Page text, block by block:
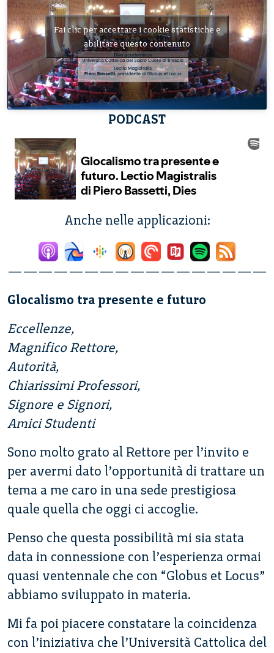
Fai clic per accettare i cookie statistiche e
abilitare questo contenuto
PODCAST
Anche nelle applicazioni:
—————————————————
Glocalismo tra presente e futuro
Eccellenze,
Magnifico Rettore,
Autorità,
Chiarissimi Professori,
Signore e Signori,
Amici Studenti
Sono molto grato al Rettore per l’invito e
per avermi dato l’opportunità di trattare un
tema a me caro in una sede prestigiosa
quale quella che oggi ci accoglie.
Penso che questa possibilità mi sia stata
data in connessione con l’esperienza ormai
quasi ventennale che con “Globus et Locus”
abbiamo sviluppato in materia.
Mi fa poi piacere constatare la coincidenza
con l’iniziativa che l’Università Cattolica del